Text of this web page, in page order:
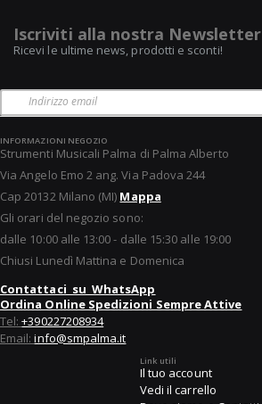
Iscriviti alla nostra Newsletter
Ricevi le ultime news, prodotti e sconti!
INFORMAZIONI NEGOZIO
Strumenti Musicali Palma di Palma Alberto
Via Angelo Emo 2 ang. Via Padova 244
Cap 20132 Milano (MI) Mappa
Gli orari del negozio sono:
dalle 10:00 alle 13:00 - dalle 15:30 alle 19:00
Chiusi Lunedì Mattina e Domenica
Contattaci su WhatsApp
Ordina Online Spedizioni Sempre Attive
Tel:+390227208934
Email:info@smpalma.it
Link utili
Il tuo account
Vedi il carrello